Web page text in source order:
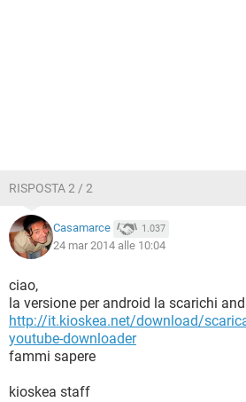
RISPOSTA 2 / 2
Casamarce 1.037
24 mar 2014 alle 10:04
ciao,
la versione per android la scarichi
http://it.kioskea.net/download/
youtube-downloader
fammi sapere
kioskea staff